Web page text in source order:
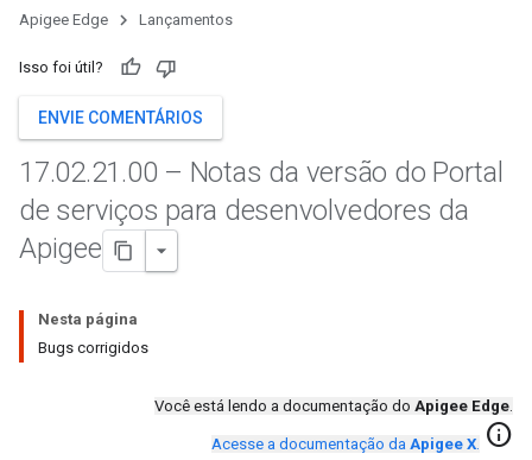
Apigee Edge Lançamentos
Isso foi útil?
ENVIE COMENTÁRIOS
17.02.21 .00 – Notas da versão do Portal
de serviços para desenvolvedores da
Apigee
Nesta página
Bugs corrigidos
Você está lendo a documentação do Apigee Edge.
Acesse a documentação da Apigee X. info